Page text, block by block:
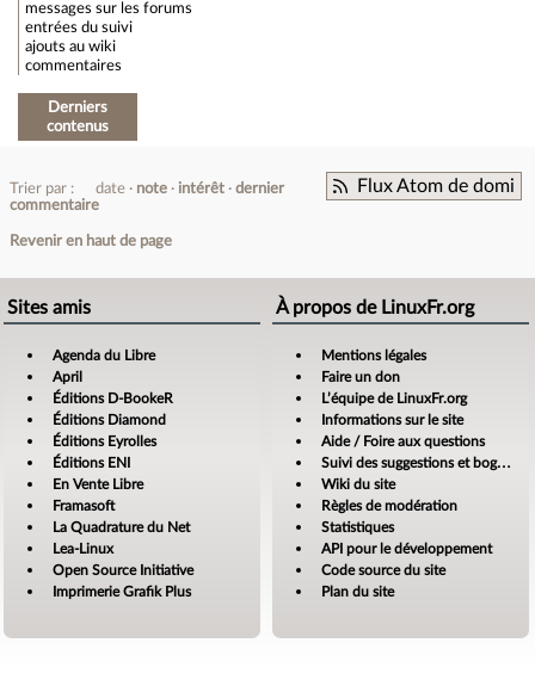
messages sur les forums
entrées du suivi
ajouts au wiki
commentaires
Derniers
contenus
Flux Atom de domi
Trier par : date note intérêt
dernier
commentaire
Revenir en haut de page
Sites amis
Agenda du Libre
April
Éditions D-BookeR
Éditions Diamond
Éditions Eyrolles
Éditions ENI
En Vente Libre
Framasoft
La Quadrature du Net
Lea-Linux
Open Source Initiative
Imprimerie Grafik Plus
À propos de LinuxFr.org
Mentions légales
Faire un don
L’équipe de LinuxFr.org
Informations sur le site
Aide / Foire aux questions
Suivi des suggestions et bogues
Wiki du site
Règles de modération
Statistiques
API pour le développement
Code source du site
Plan du site